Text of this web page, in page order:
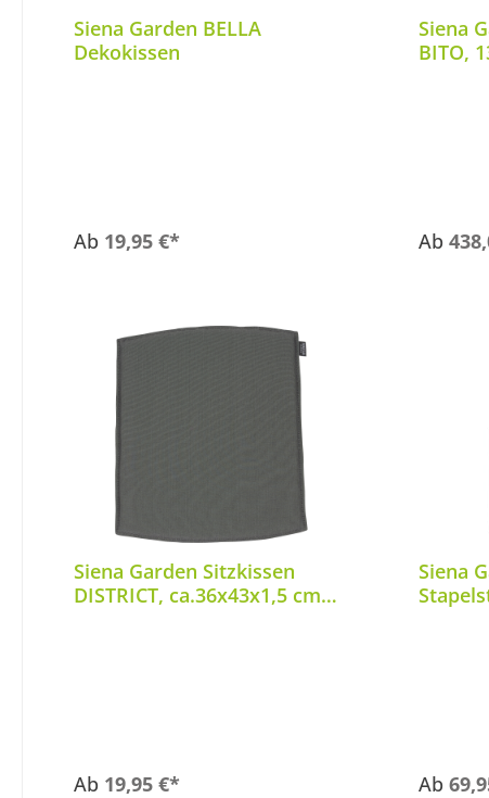
Siena Garden BELLA
Dekokissen
Ab 19,95 €*
Siena
BITO,
Ab
Siena Garden Sitzkissen
DISTRICT, ca.36x43x1,5 cm
Ab 19,95 €*
Siena
Ab